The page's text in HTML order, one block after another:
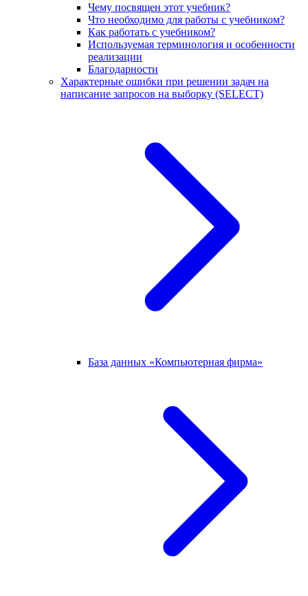
Чему посвящен этот учебник?
Что необходимо для работы с учебником?
Как работать с учебником?
Используемая терминология и особенности
реализации
Благодарности
Характерные ошибки при решении задач на
написание запросов на выборку (SELECT)
База данных «Компьютерная фирма»